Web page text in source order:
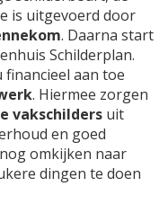
is uitgevoerd door
. Daarna start
Schilderplan.
aan toe
. Hiermee zorgen
vakschilders uit
en goed
omkijken naar
dingen te doen